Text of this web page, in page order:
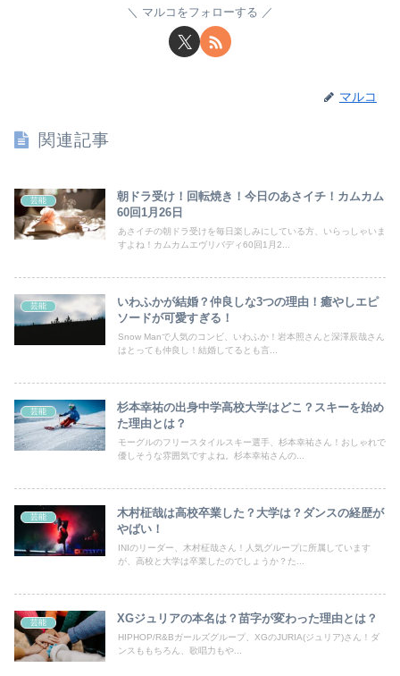
マルコをフォローする
マルコ
関連記事
芸能
朝ドラ受け！回転焼き！今日のあさイチ！カムカム
60回1月26日
あさイチの朝ドラ受けを毎日楽しみにしている方、いらっしゃいま
すよね！カムカムエヴリバディ60回1月2...
芸能
いわふかが結婚？仲良しな3つの理由！癒やしエピ
ソードが可愛すぎる！
Snow Manで人気のコンビ、いわふか！岩本照さんと深澤辰哉さん
はとっても仲良し！結婚してるとも言...
芸能
杉本幸祐の出身中学高校大学はどこ？スキーを始め
た理由とは？
モーグルのフリースタイルスキー選手、杉本幸祐さん！おしゃれで
優しそうな雰囲気ですよね。杉本幸祐さんの...
芸能
木村柾哉は高校卒業した？大学は？ダンスの経歴が
やばい！
INIのリーダー、木村柾哉さん！人気グループに所属しています
が、高校と大学は卒業したのでしょうか？た...
芸能 XGジュリアの本名は？苗字が変わった理由とは？
HIPHOP/R&Bガールズグループ、XGのJURIA(ジュリア)さん！ダ
ンスももちろん、歌唱力もや...